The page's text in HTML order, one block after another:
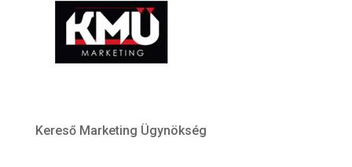
Kereső Marketing Ügynökség